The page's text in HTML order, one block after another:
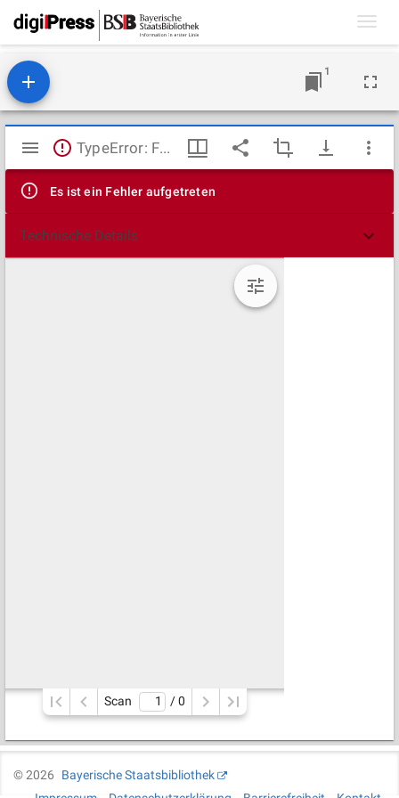
1
Mirador
Viewer
TypeError: Failed to fetch
Es ist ein Fehler aufgetreten
Technische Details
Scan / 0
©2026
Bayerische Staatsbibliothek